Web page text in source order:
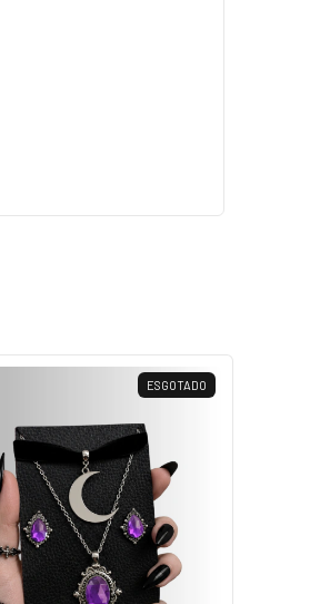
ESGOTADO